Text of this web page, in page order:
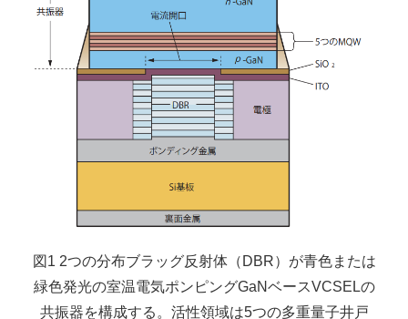
図1 2つの分布ブラッグ反射体（DBR）が青色または
緑色発光の室温電気ポンピングGaNベースVCSELの
共振器を構成する。活性領域は5つの多重量子井戸